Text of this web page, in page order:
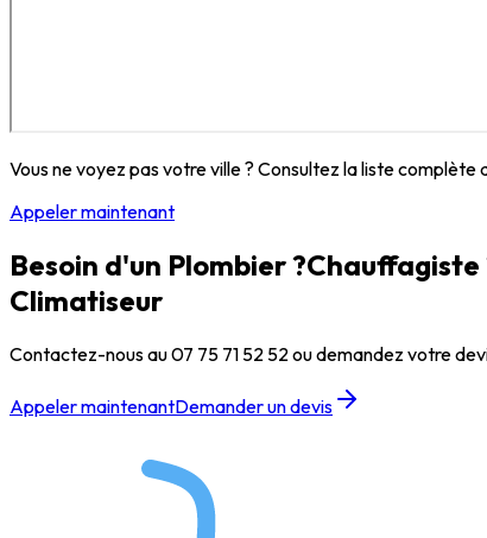
Vous ne voyez pas votre ville ? Consultez la liste
Appeler maintenant
Besoin d'un Plombier ?Chauffagiste
Climatiseur
Contactez-nous au07 75 71 52 52ou demandez votre
Appeler maintenantDemander un devis